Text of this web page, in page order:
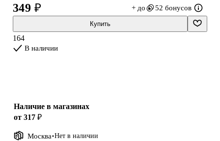
349 ₽ + до 52 бонусов
Купить
164
В наличии
Наличие в магазинах
от 317 ₽
Москва Нет в наличии